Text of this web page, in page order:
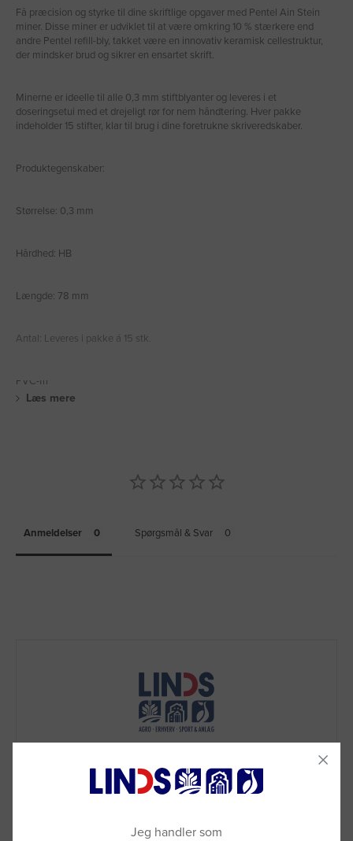
Få præcision og styrke til dine skriftlige opgaver med Pentel Ain Stein
miner. Disse miner er udviklet til at være omkring 10 % stærkere end
andre Pentel refill-bly, takket være en innovativ keramisk cellestruktur,
der mindsker brud og sikrer en ensartet skrift.
Minerne er ideelle til alle 0,3 mm stiftblyanter og leveres i et
doseringsetui med et drejeligt rør for nem håndtering. Hver pakke
indeholder 15 stifter, klar til brug i dine foretrukne skriveredskaber.
Produktegenskaber:
Størrelse: 0,3 mm
Hårdhed: HB
Længde: 78 mm
Antal: Leveres i pakke á 15 stk.
PVC-fri
Læs mere
Anmeldelser Spørgsmål & Svar
Jeg handler som